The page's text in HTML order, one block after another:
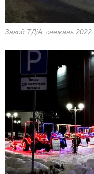
Завод ТДіА, снежань